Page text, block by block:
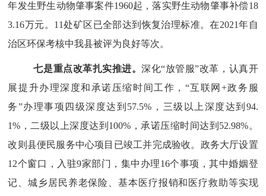
年发生野生动物肇事案件1960起，落实野生动物肇事补偿18
3.16万元。 11处矿区已全部达到恢复治理标准。在2021年自
治区环保考核中我县被评为良好等次。
七是重点改革扎实推进。深化“放管服”改革 ，认真开
展提升办理深度和承诺压缩时间工作， “互联网+政务服
务”办理事项四级深度达到57.5%，三级以上深度达到94.
1%，二级以上深度达到100%，承诺压缩时间达到52.98%。
改则县便民服务中心项目已竣工并完成验收。 政务大厅设置
12个窗口，入驻9家部门，集中办理16个事项，其中婚姻登
记、城乡居民养老保险、基本医疗报销和医疗救助等实现